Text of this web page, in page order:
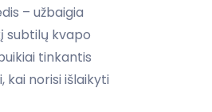
– užbaigia
subtilų kvapo
tinkantis
kai norisi išlaikyti